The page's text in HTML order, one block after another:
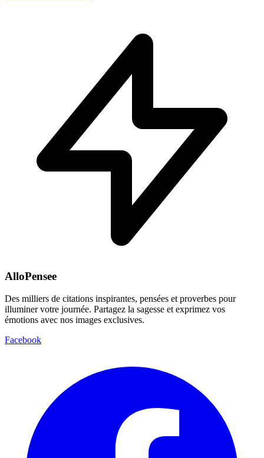
AlloPensee
Des milliers de citations inspirantes, pensées et proverbes pour
illuminer votre journée. Partagez la sagesse et exprimez vos
émotions avec nos images exclusives.
Facebook